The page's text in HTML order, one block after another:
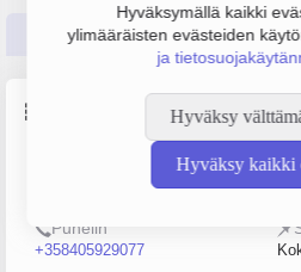
Hyväksymällä kaikki
ylimääräisten evästeiden
ja
Hyväksy
Hyväksy kaikki
Perustiedot Tilinpäätösluvut
0–4
Puhelin
+358405929077